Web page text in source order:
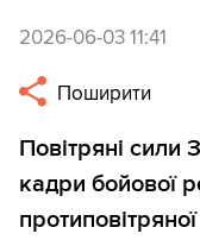
2026-06-03 11:41
Поширити
Повітряні
кадри бойової